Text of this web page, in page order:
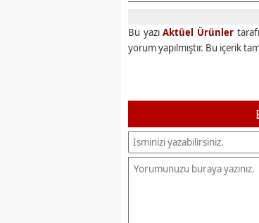
Bu yazıAktüel Ürünler
yorum yapılmıştır. Bu içerik